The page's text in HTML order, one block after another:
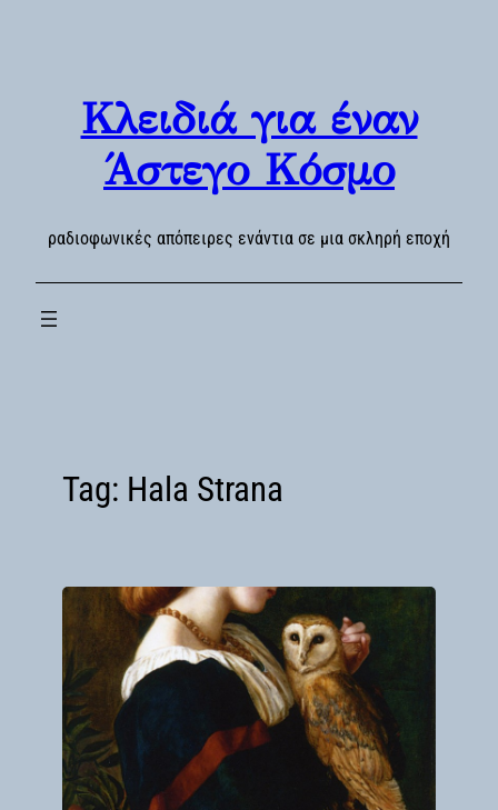
Κλειδιά για έναν
Άστεγο Κόσμο
ραδιοφωνικές απόπειρες ενάντια σε μια σκληρή εποχή
Tag: Hala Strana